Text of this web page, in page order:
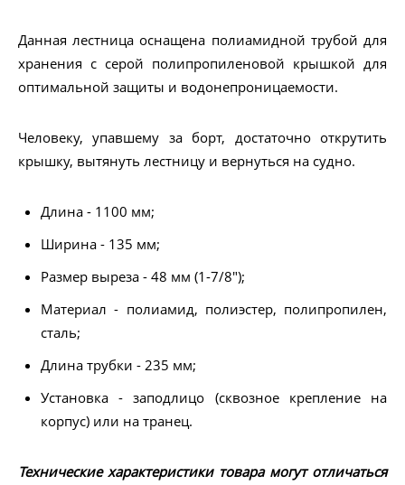
Данная лестница оснащена полиамидной трубой для
хранения с серой полипропиленовой крышкой для
оптимальной защиты и водонепроницаемости.
Человеку, упавшему за борт, достаточно открутить
крышку, вытянуть лестницу и вернуться на судно.
Длина - 1100 мм;
Ширина - 135 мм;
Размер выреза - 48 мм (1-7/8");
Материал - полиамид, полиэстер, полипропилен,
сталь;
Длина трубки - 235 мм;
Установка - заподлицо (сквозное крепление на
корпус) или на транец.
Технические характеристики товара могут отличаться